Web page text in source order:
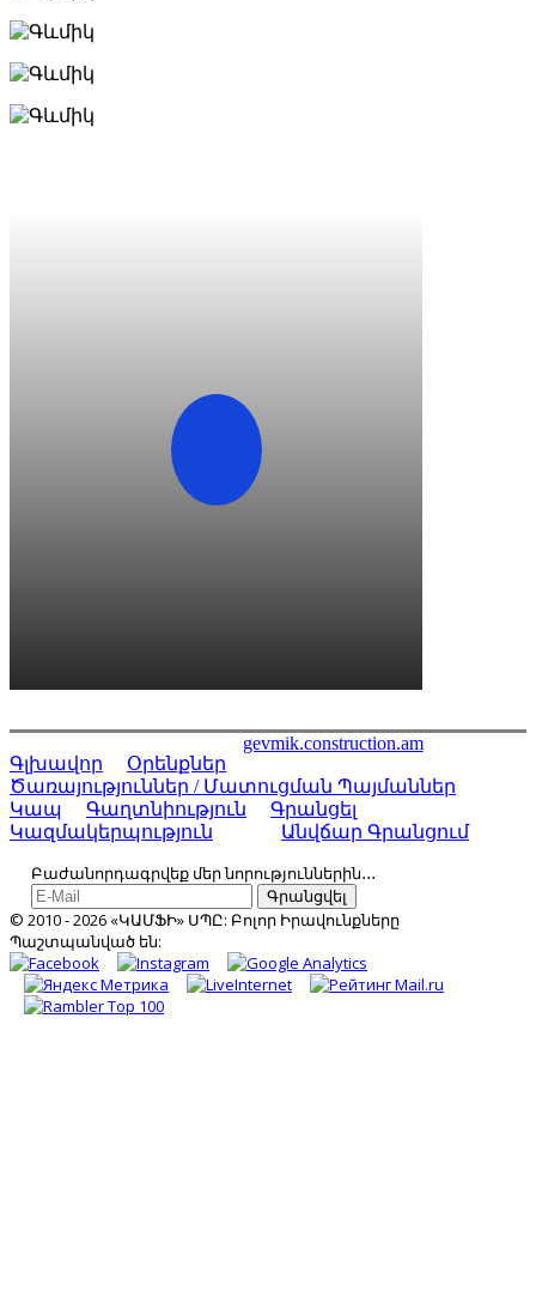
gevmik.construction.am
Գլխավոր
Օրենքներ
Ծառայություններ / Մատուցման Պայմաններ
Կապ
Գաղտնիություն
Գրանցել
Կազմակերպություն
Անվճար Գրանցում
Բաժանորդագրվեք մեր նորություններին․․․
Գրանցվել
© 2010 - 2026 «ԿԱՄՖԻ» ՍՊԸ: Բոլոր Իրավունքները
Պաշտպանված են: